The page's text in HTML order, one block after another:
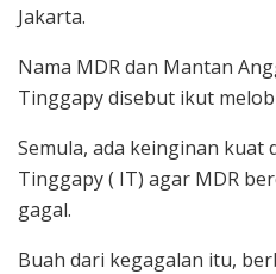
Jakarta.
Nama MDR dan Mantan
Tinggapy disebut ikut
Semula, ada keinginan kuat
Tinggapy ( IT) agar MDR
gagal.
Buah dari kegagalan itu,